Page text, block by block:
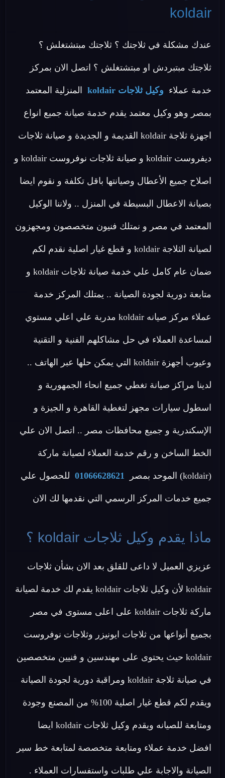
koldair
عندك مشكلة في ثلاجتك ؟ ثلاجتك مبتشتغلش ؟
ثلاجتك مبتبردش او مبتشتغلش ؟ اتصل الان بمركز
خدمة عملاء وكيل ثلاجات koldair المنزلية المعتمد
بمصر وهو وكيل معتمد يقدم خدمة صيانة جميع انواع
اجهزة ثلاجة koldair القديمة و الجديدة و صيانة ثلاجات
ديفروست koldair و صيانة ثلاجات نوفروست koldair و
اصلاح جميع الأعطال وصيانتها باقل تكلفة و نقوم ايضا
بصيانة الاعطال البسيطة في المنزل .. ولاننا الوكيل
المعتمد في مصر و نمتلك فنيون متخصصون ومجهزون
لصيانة الثلاجة koldair و قطع غيار اصلية نقدم لكم
ضمان عام كامل علي خدمة صيانة ثلاجات koldair و
متابعة دورية لجودة الصيانة .. يمتلك المركز خدمة
عملاء مركز صيانه koldair مدربة علي اعلي مستوي
لمساعدة العملاء في حل مشاكلهم الفنية و التقنية
وعيوب أجهزة koldair التي يمكن حلها عبر الهاتف ..
لدينا مراكز صيانة تغطي جميع انحاء الجمهورية و
اسطول سيارات مجهز لتغطية القاهرة و الجيزة و
الإسكندرية و جميع محافظات مصر .. اتصل الان علي
الخط الساخن و رقم خدمة العملاء لصيانة ماركة
(koldair) الموحد بمصر 01066628621 للحصول علي
جميع خدمات المركز الرسمي التي نقدمها لك الان
ماذا يقدم وكيل ثلاجات koldair ؟
عزيزي العميل لا داعى للقلق بعد الان بشأن ثلاجات
koldair لأن وكيل ثلاجات koldair يقدم لك خدمة لصيانة
ماركة ثلاجات koldair على اعلى مستوى في مصر
بجميع أنواعها من ثلاجات ايونيزر وثلاجات نوفروست
koldair حيث يحتوى على مهندسين و فنيين متخصصين
في صيانة ثلاجة koldair ومراقبة دورية لجودة الصيانة
ويقدم لكم قطع غيار اصلية 100% من المصنع وجودة
ومتابعة للصيانه ويقدم وكيل ثلاجات koldair ايضا
افضل خدمة عملاء ومتابعة متخصصة لمتابعة خط سير
الصيانة والاجابة علي طلبات واستفسارات العملاء .